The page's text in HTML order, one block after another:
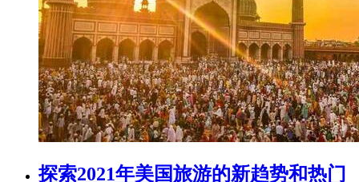
探索2021年美国旅游的新趋势和热门